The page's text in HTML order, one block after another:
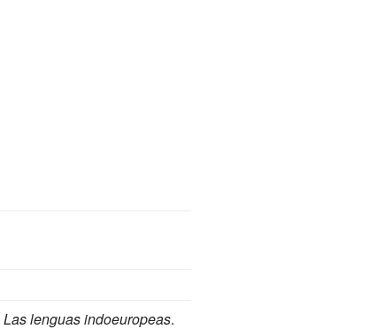
Las lenguas indoeuropeas.